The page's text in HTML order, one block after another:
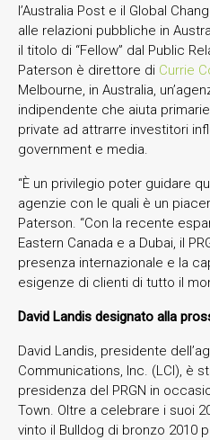
l’Australia Post e il Global
alle relazioni pubbliche in
il titolo di “Fellow” dal Public
Paterson è direttore di Currie
Melbourne, in Australia,
indipendente che aiuta
private ad attrarre investitori
government e media.
“È un privilegio poter guidare
agenzie con le quali è un
Paterson. “Con la recente
Eastern Canada e a Dubai, il
presenza internazionale e la
esigenze di clienti di tutto il
David Landis designato alla
David Landis, presidente
Communications, Inc. (LCI), è
presidenza del PRGN in
Town. Oltre a celebrare i suoi
vinto il Bulldog di bronzo 2010